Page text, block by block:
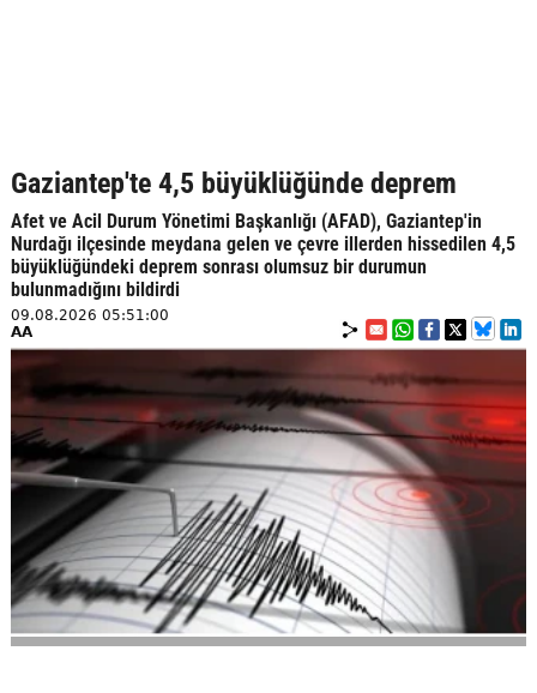
Gaziantep'te 4,5 büyüklüğünde deprem
Afet ve Acil Durum Yönetimi Başkanlığı (AFAD), Gaziantep'in
Nurdağı ilçesinde meydana gelen ve çevre illerden hissedilen 4,5
büyüklüğündeki deprem sonrası olumsuz bir durumun
bulunmadığını bildirdi
09.08.2026 05:51:00
AA